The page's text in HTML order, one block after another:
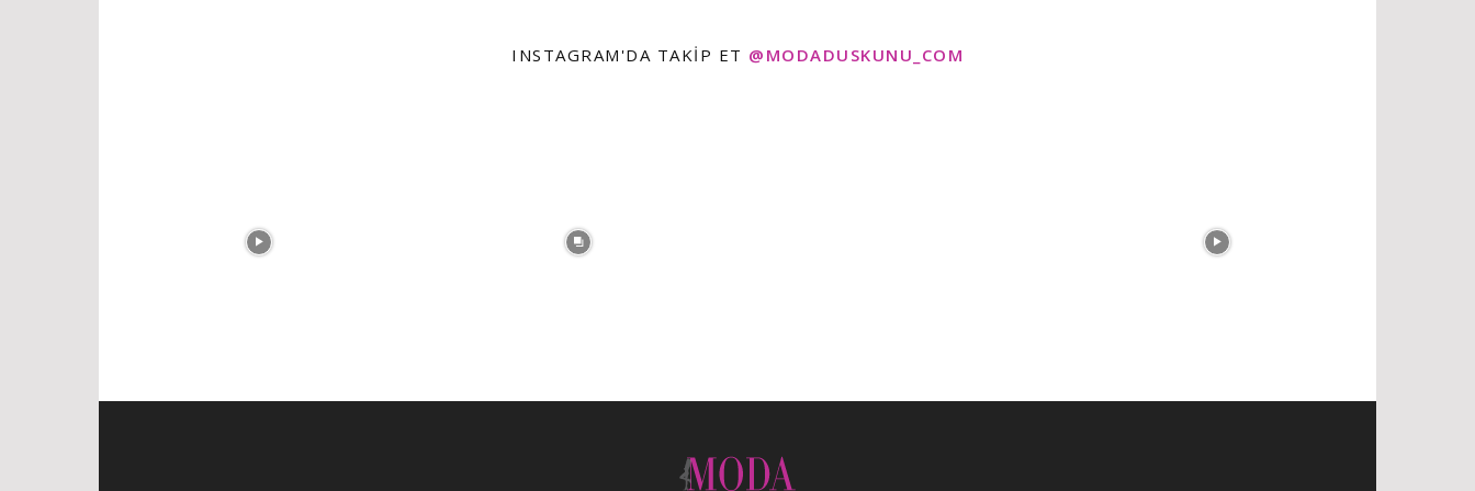
INSTAGRAM'DA TAKIP ET @MODADUSKUNU_COM